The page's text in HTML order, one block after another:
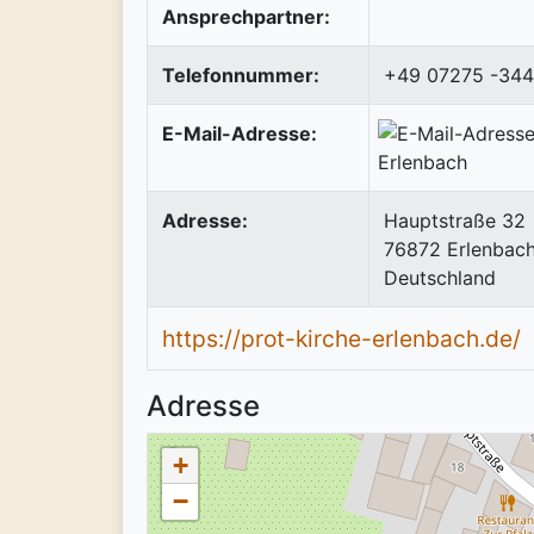
Ansprechpartner:
Telefonnummer: +49 07275 -
E-Mail-Adresse:
Adresse:
Hauptstraße 32
76872
Deutschland
https://prot-kirche-erlenbach.de/
Adresse
+
−